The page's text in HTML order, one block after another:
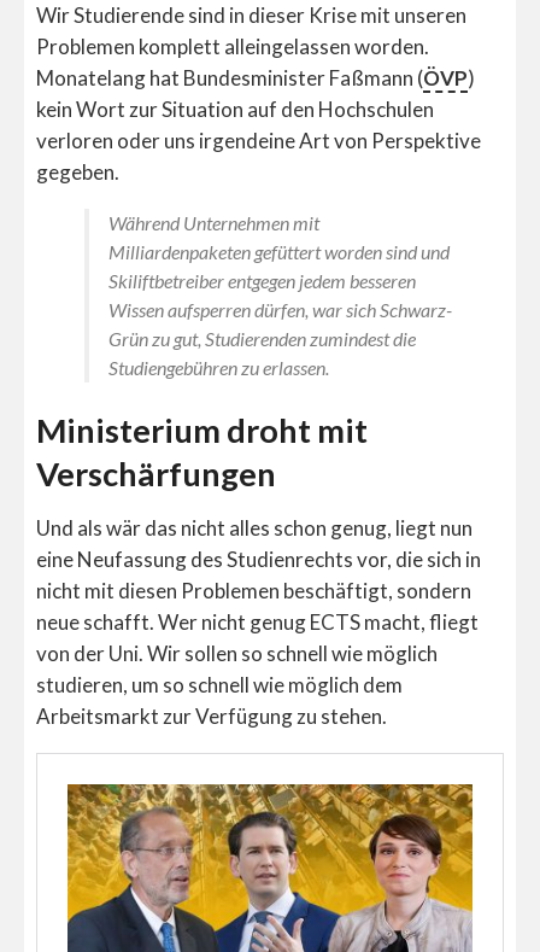
Wir Studierende sind in dieser Krise mit unseren
Problemen komplett alleingelassen worden.
Monatelang hat Bundesminister Faßmann (ÖVP)
kein Wort zur Situation auf den Hochschulen
verloren oder uns irgendeine Art von Perspektive
gegeben.
Während Unternehmen mit
Milliardenpaketen gefüttert worden sind und
Skiliftbetreiber entgegen jedem besseren
Wissen aufsperren dürfen, war sich Schwarz-
Grün zu gut, Studierenden zumindest die
Studiengebühren zu erlassen.
Ministerium droht mit
Verschärfungen
Und als wär das nicht alles schon genug, liegt nun
eine Neufassung des Studienrechts vor, die sich in
nicht mit diesen Problemen beschäftigt, sondern
neue schafft. Wer nicht genug ECTS macht, fliegt
von der Uni. Wir sollen so schnell wie möglich
studieren, um so schnell wie möglich dem
Arbeitsmarkt zur Verfügung zu stehen.